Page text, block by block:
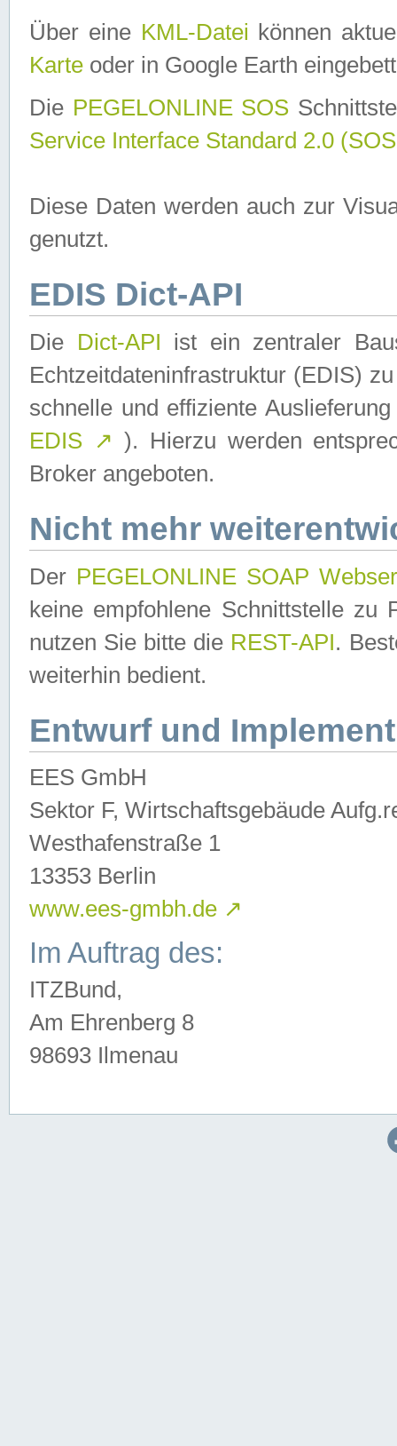
Über eine KML-Datei können
Karte oder in Google Earth
Die PEGELONLINE SOS
Service Interface Standard 2.0
Diese Daten werden auch zur
genutzt.
EDIS Dict-API
Die Dict-API ist ein zentraler
Echtzeitdateninfrastruktur (EDIS)
schnelle und effiziente
EDIS ↗ ). Hierzu werden
Broker angeboten.
Nicht mehr
Der PEGELONLINE SOAP
keine empfohlene Schnittstelle zu
nutzen Sie bitte die REST-API.
weiterhin bedient.
Entwurf und
EES GmbH
Sektor F, Wirtschaftsgebäude
Westhafenstraße 1
13353 Berlin
www.ees-gmbh.de ↗
Im Auftrag des:
ITZBund,
Am Ehrenberg 8
98693 Ilmenau